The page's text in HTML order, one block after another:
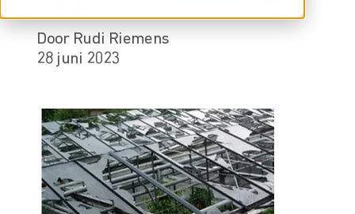
Door Rudi Riemens
28 juni 2023